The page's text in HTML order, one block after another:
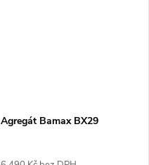
Agregát Bamax BX29